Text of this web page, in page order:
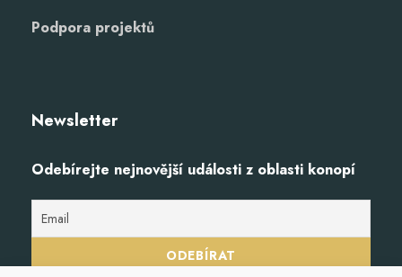
Podpora projektů
Newsletter
Odebírejte nejnovější události z oblasti konopí